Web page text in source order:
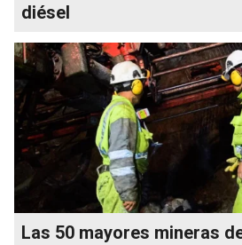
diésel
Las 50 mayores mineras